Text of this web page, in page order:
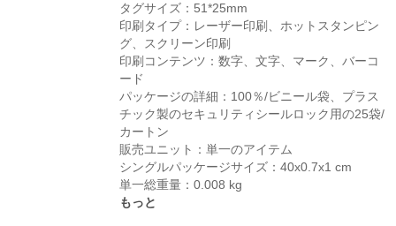
タグサイズ：51*25mm
印刷タイプ：レーザー印刷、ホットスタンピン
グ、スクリーン印刷
印刷コンテンツ：数字、文字、マーク、バーコ
ード
パッケージの詳細：100％/ビニール袋、プラス
チック製のセキュリティシールロック用の25袋/
カートン
販売ユニット：単一のアイテム
シングルパッケージサイズ：40x0.7x1 cm
単一総重量：0.008 kg
もっと